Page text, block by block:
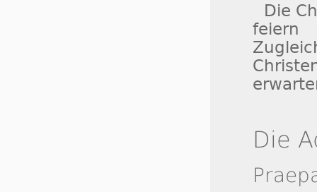
Die
feiern
Die